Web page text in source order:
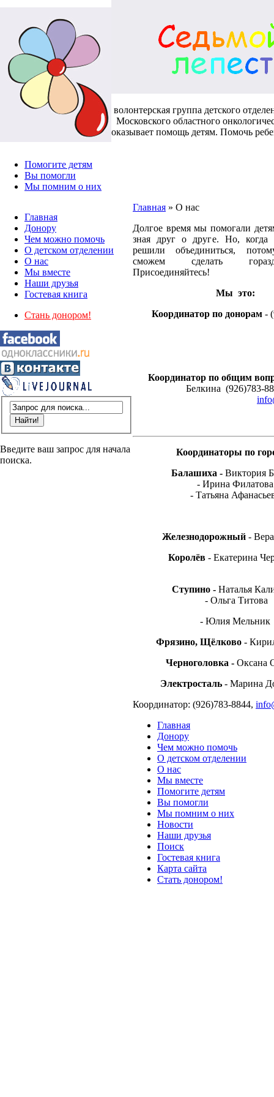
волонтерская группа детского
Московского областного
оказывает помощь детям. Помочь
Помогите детям
Вы помогли
Мы помним о них
Главная
Донору
Чем можно помочь
О детском отделении
О нас
Мы вместе
Наши друзья
Гостевая книга
Стань донором!
Введите ваш запрос для начала
поиска.
Главная » О нас
Долгое время мы помогали
зная друг о друге. Но, когда
решили объединиться,
сможем сделать
Присоединяйтесь!
Мы это:
Координатор по донорам -
Координатор по общим
Белкина (926)783-
Координаторы по
Балашиха - Виктория
- Ирина
- Татьяна
Железнодорожный-
Королёв- Екатерина
Ступино - Наталья
- Ольга Титова
- Юлия Мельник
Фрязино, Щёлково -
Черноголовка - Оксана
Электросталь- Марина
Координатор: (926)783-8844,
Главная
Донору
Чем можно помочь
О детском отделении
О нас
Мы вместе
Помогите детям
Вы помогли
Мы помним о них
Новости
Наши друзья
Поиск
Гостевая книга
Карта сайта
Стать донором!